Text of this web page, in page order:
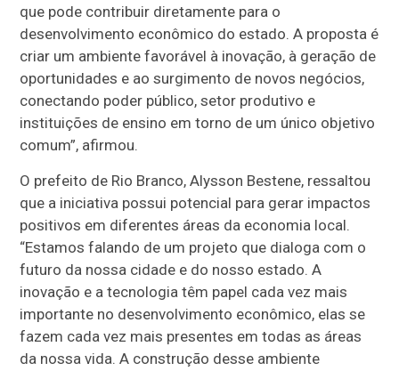
que pode contribuir diretamente para o
desenvolvimento econômico do estado. A proposta é
criar um ambiente favorável à inovação, à geração de
oportunidades e ao surgimento de novos negócios,
conectando poder público, setor produtivo e
instituições de ensino em torno de um único objetivo
comum”, afirmou.
O prefeito de Rio Branco, Alysson Bestene, ressaltou
que a iniciativa possui potencial para gerar impactos
positivos em diferentes áreas da economia local.
“Estamos falando de um projeto que dialoga com o
futuro da nossa cidade e do nosso estado. A
inovação e a tecnologia têm papel cada vez mais
importante no desenvolvimento econômico, elas se
fazem cada vez mais presentes em todas as áreas
da nossa vida. A construção desse ambiente